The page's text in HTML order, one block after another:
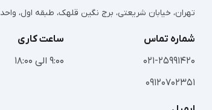
تهران، خیابان شریعتی، برج نگین قلهک، طبقه اول، واحد 11
شماره تماس
021-25991420
09120702351
ساعت کاری
9:00 الی 18:00